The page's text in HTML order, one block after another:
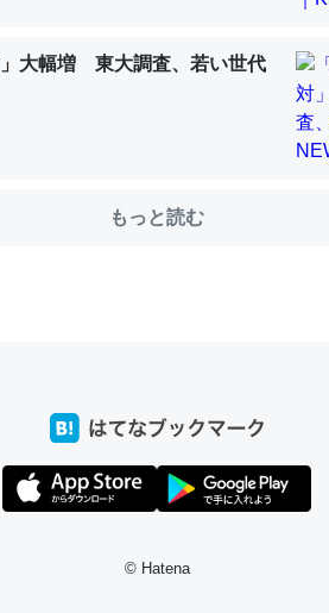
で位置情報を共有してる。電池残量や充
Show 8を設定中でした。Primeとか
残り時間を日数にすると1週間とかの人が
す効果があるはず……
」大幅増 東大調査、若い世代
もっと読む
© Hatena